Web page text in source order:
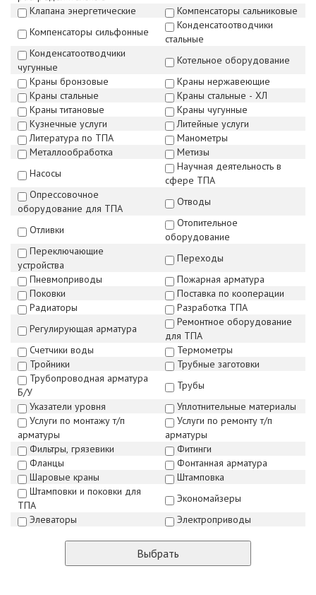
Клапана энергетические
Компенсаторы сальниковые
Компенсаторы сильфонные
Конденсатоотводчики
стальные
Конденсатоотводчики
чугунные
Котельное оборудование
Краны бронзовые
Краны нержавеющие
Краны стальные
Краны стальные - ХЛ
Краны титановые
Краны чугунные
Кузнечные услуги
Литейные услуги
Литература по ТПА
Манометры
Металлообработка
Метизы
Насосы
Научная деятельность в
сфере ТПА
Опрессовочное
оборудование для ТПА
Отводы
Отливки
Отопительное
оборудование
Переключающие
устройства
Переходы
Пневмоприводы
Пожарная арматура
Поковки
Поставка по кооперации
Радиаторы
Разработка ТПА
Регулирующая арматура
Ремонтное оборудование
для ТПА
Счетчики воды
Термометры
Тройники
Трубные заготовки
Трубопроводная арматура
Б/У
Трубы
Указатели уровня
Уплотнительные материалы
Услуги по монтажу т/п
арматуры
Услуги по ремонту т/п
арматуры
Фильтры, грязевики
Фитинги
Фланцы
Фонтанная арматура
Шаровые краны
Штамповка
Штамповки и поковки для
ТПА
Экономайзеры
Элеваторы
Электроприводы